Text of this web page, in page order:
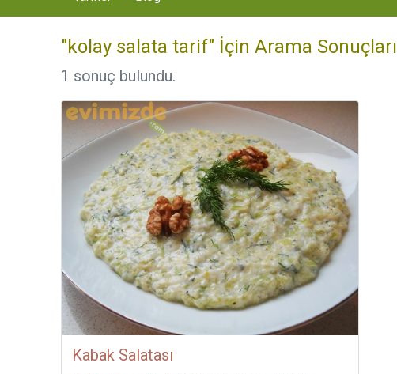
"kolay salata tarif" İçin Arama Sonuçları
1 sonuç bulundu.
Kabak Salatası